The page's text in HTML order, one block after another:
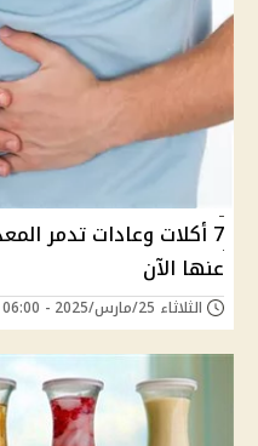
7 أكلات وعادات تدمر
عنها الآن
الثلاثاء 25/مارس/2025 - 06:00 ص